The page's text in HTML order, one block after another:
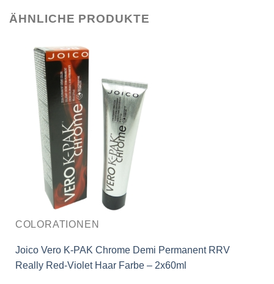
ÄHNLICHE PRODUKTE
COLORATIONEN
Joico Vero K-PAK Chrome Demi Permanent RRV
Really Red-Violet Haar Farbe – 2x60ml